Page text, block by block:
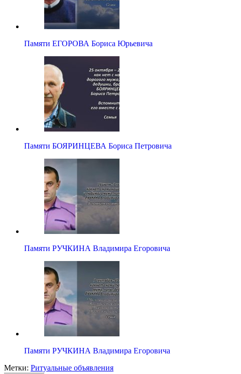
Памяти ЕГОРОВА Бориса Юрьевича
Памяти БОЯРИНЦЕВА Бориса Петровича
Памяти РУЧКИНА Владимира Егоровича
Памяти РУЧКИНА Владимира Егоровича
Метки: Ритуальные объявления